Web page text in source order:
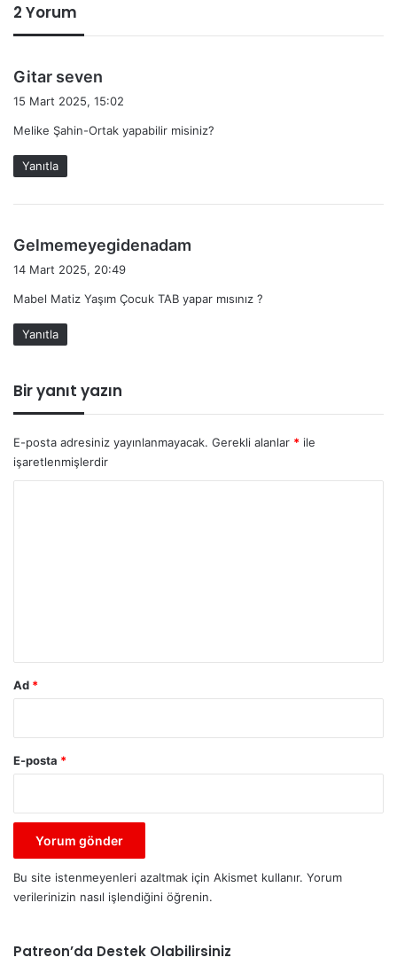
2 Yorum
Gitar seven
i
15 Mart 2025, 15:02
Melike Şahin-Ortak yapabilir misiniz?
Yanıtla
Gelmemeyegidenadam
i
14 Mart 2025, 20:49
Mabel Matiz Yaşım Çocuk TAB yapar mısınız ?
Yanıtla
Bir yanıt yazın
E-posta adresiniz yayınlanmayacak. Gerekli alanlar * ile
işaretlenmişlerdir
Ad *
E-posta *
Bu site istenmeyenleri azaltmak için Akismet kullanır. Yorum
verilerinizin nasıl işlendiğini öğrenin.
Patreon’da Destek Olabilirsiniz